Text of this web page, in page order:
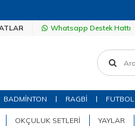
Whatsapp Destek Hattı
BADMİNTON RAGBİ FUTBOL
OKÇULUK SETLERI YAYLAR